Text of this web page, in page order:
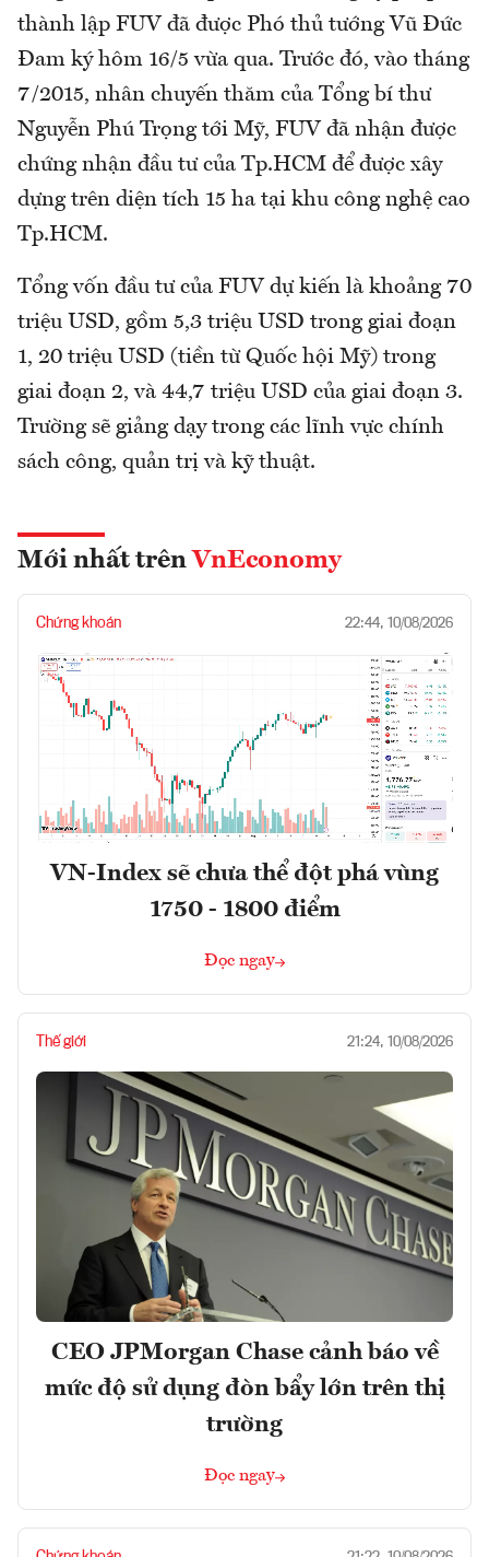
thành lập FUV đã được Phó thủ tướng Vũ Đức
Đam ký hôm 16/5 vừa qua. Trước đó, vào tháng
7/2015, nhân chuyến thăm của Tổng bí thư
Nguyễn Phú Trọng tới Mỹ, FUV đã nhận được
chứng nhận đầu tư của Tp.HCM để được xây
dựng trên diện tích 15 ha tại khu công nghệ cao
Tp.HCM.
Tổng vốn đầu tư của FUV dự kiến là khoảng 70
triệu USD, gồm 5,3 triệu USD trong giai đoạn
1, 20 triệu USD (tiền từ Quốc hội Mỹ) trong
giai đoạn 2, và 44,7 triệu USD của giai đoạn 3.
Trường sẽ giảng dạy trong các lĩnh vực chính
sách công, quản trị và kỹ thuật.
Mới nhất trên VnEconomy
Chứng khoán 22:44, 10/08/2026
VN-Index sẽ chưa thể đột phá vùng
1750 - 1800 điểm
Đọc ngay
Thế giới 21:24, 10/08/2026
CEO JPMorgan Chase cảnh báo về
mức độ sử dụng đòn bẩy lớn trên thị
trường
Đọc ngay